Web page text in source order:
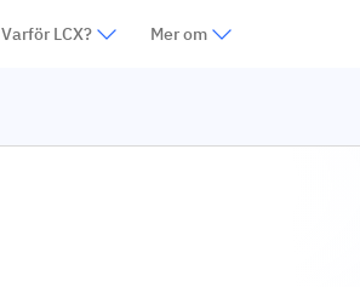
Varför LCX? Mer om